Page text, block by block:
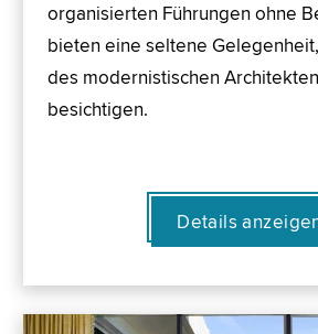
organisierten Führungen ohne
bieten eine seltene
des modernistischen
besichtigen.
Details